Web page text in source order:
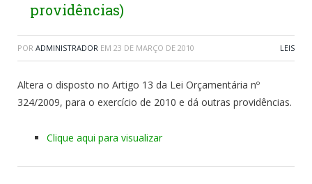
providências)
POR ADMINISTRADOR EM 23 DE MARÇO DE 2010 LEIS
Altera o disposto no Artigo 13 da Lei Orçamentária nº
324/2009, para o exercício de 2010 e dá outras providências.
Clique aqui para visualizar